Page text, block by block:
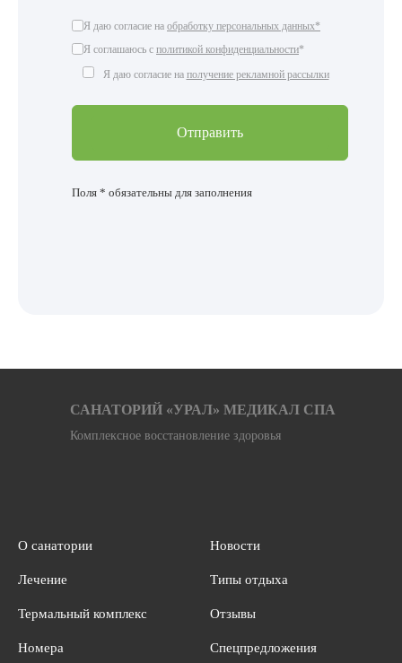
Я даю согласие на обработку персональных данных*
Я соглашаюсь с политикой конфиденциальности*
Я даю согласие на получение рекламной рассылки
Поля * обязательны для заполнения
САНАТОРИЙ «УРАЛ» МЕДИКАЛ СПА
Комплексное восстановление здоровья
О санатории
Лечение
Термальный комплекс
Номера
Новости
Типы отдыха
Отзывы
Спецпредложения